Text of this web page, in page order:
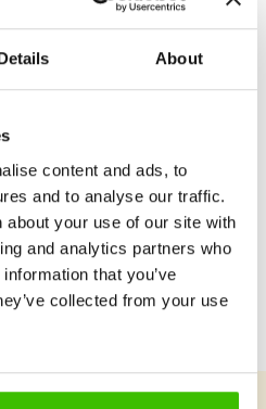
About
content and ads, to
and to analyse our traffic.
about your use of our site with
and analytics partners who
that you’ve
collected from your use
Részletek
és Középiskola,
Részletek